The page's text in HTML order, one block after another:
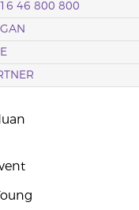
46 800 800